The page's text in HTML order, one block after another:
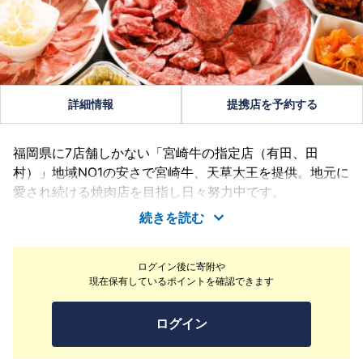
ログイン後に寄附や
現在保有しているポイントを確認できます
ログイン
詳細情報 提携店を予約する
福岡県に7店舗しかない「宮崎牛の指定店（有田、田
村）」地域NO1の安さで宮崎牛、天草大王を提供。地元に
愛され続ける焼肉店を目指し日々努力中です。
続きを読む